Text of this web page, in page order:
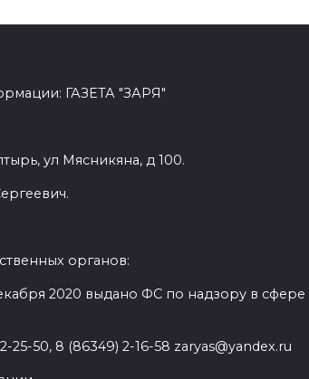
ГАЗЕТА "ЗАРЯ"
ул Мясникяна, д 100.
органов:
2020 выдано ФС по надзору в
50, 8 (86349) 2-16-58 zaryas@yandex.ru